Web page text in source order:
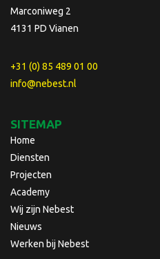
Marconiweg 2
4131 PD Vianen
+31 (0) 85 489 01 00
info@nebest.nl
SITEMAP
Home
Diensten
Projecten
Academy
Wij zijn Nebest
Nieuws
Werken bij Nebest